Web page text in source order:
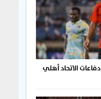
الاتحاد أهلي